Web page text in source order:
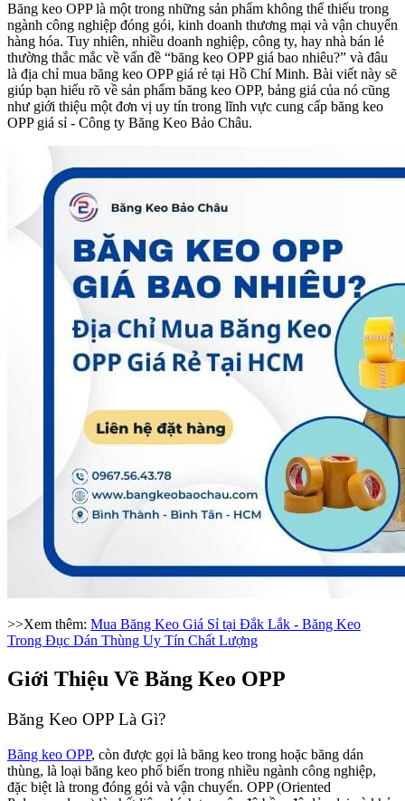
Băng keo OPP là một trong những sản phẩm không thể thiếu trong
ngành công nghiệp đóng gói, kinh doanh thương mại và vận chuyển
hàng hóa. Tuy nhiên, nhiều doanh nghiệp, công ty, hay nhà bán lẻ
thường thắc mắc về vấn đề “băng keo OPP giá bao nhiêu?” và đâu
là địa chỉ mua băng keo OPP giá rẻ tại Hồ Chí Minh. Bài viết này sẽ
giúp bạn hiểu rõ về sản phẩm băng keo OPP, bảng giá của nó cũng
như giới thiệu một đơn vị uy tín trong lĩnh vực cung cấp băng keo
OPP giá sỉ - Công ty Băng Keo Bảo Châu.
>>Xem thêm: Mua Băng Keo Giá Sỉ tại Đắk Lắk - Băng Keo
Trong Đục Dán Thùng Uy Tín Chất Lượng
Giới Thiệu Về Băng Keo OPP
Băng Keo OPP Là Gì?
Băng keo OPP, còn được gọi là băng keo trong hoặc băng dán
thùng, là loại băng keo phổ biến trong nhiều ngành công nghiệp,
đặc biệt là trong đóng gói và vận chuyển. OPP (Oriented